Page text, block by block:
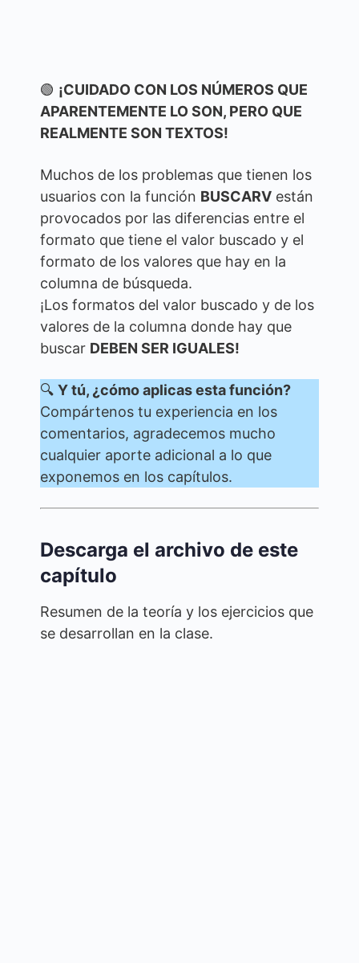
🟢 ¡CUIDADO CON LOS NÚMEROS QUE
APARENTEMENTE LO SON, PERO QUE
REALMENTE SON TEXTOS!
Muchos de los problemas que tienen los
usuarios con la función BUSCARV están
provocados por las diferencias entre el
formato que tiene el valor buscado y el
formato de los valores que hay en la
columna de búsqueda.
¡Los formatos del valor buscado y de los
valores de la columna donde hay que
buscar DEBEN SER IGUALES!
🔍 Y tú, ¿cómo aplicas esta función?
Compártenos tu experiencia en los
comentarios, agradecemos mucho
cualquier aporte adicional a lo que
exponemos en los capítulos.
Descarga el archivo de este
capítulo
Resumen de la teoría y los ejercicios que
se desarrollan en la clase.